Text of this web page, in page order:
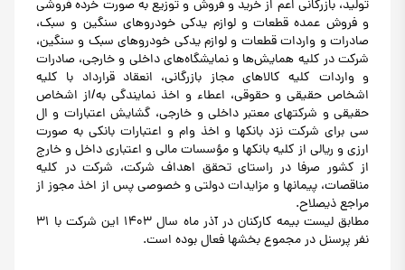
تولید، بازرگانی اعم از خرید و فروش و توزیع به صورت خرده فروشی
و فروش عمده قطعات و لوازم یدکی خودروهای سنگین و سبک،
صادرات و واردات قطعات و لوازم یدکی خودروهای سبک و سنگین،
شرکت در کلیه همایش‌­ها و نمایشگاه‌­های داخلی و خارجی، صادرات
و واردات کلیه کالاهای مجاز بازرگانی، انعقاد قرارداد با کلیه
اشخاص حقیقی و حقوقی، اعطاء و اخذ نمایندگی به/از اشخاص
حقیقی و شرکت­های معتبر داخلی و خارجی، گشایش اعتبارات و ال
سی برای شرکت نزد بانک­ها و اخذ وام و اعتبارات بانکی به صورت
ارزی و ریالی از کلیه بانک­ها و مؤسسات مالی و اعتباری داخل و خارج
از کشور صرفا در راستای تحقق اهداف شرکت، شرکت در کلیه
مناقصات، پیمان­ها و مزایدات دولتی و خصوصی پس از اخذ مجوز از
مراجع ذیصلاح.
مطابق لیست بیمه کارکنان در آذر ماه سال 1403 این شرکت با 31
نفر پرسنل در مجموع بخشها فعال بوده است.